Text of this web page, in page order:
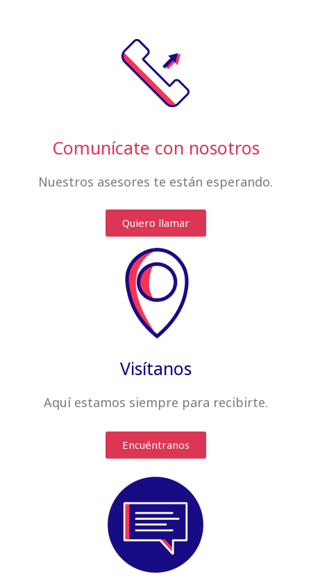
Comunícate con nosotros
Nuestros asesores te están esperando.
Quiero llamar
Visítanos
Aquí estamos siempre para recibirte.
Encuéntranos